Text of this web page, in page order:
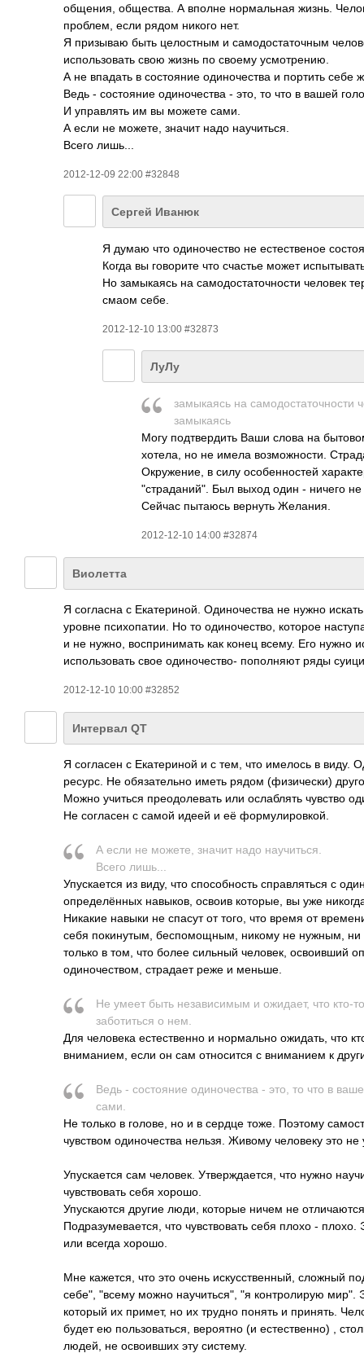
общения, общества. А вполне нормальная жизнь.
проблем, если рядом никого нет.
Я призываю быть целостным и самодостаточным
использовать свою жизнь по своему усмотрению.
А не впадать в состояние одиночества и портить себе
Ведь - состояние одиночества - это, то что в вашей
И управлять им вы можете сами.
А если не можете, значит надо научиться.
Всего лишь...
2012-12-09 22:00 #32848
Сергей Иванюк
Я думаю что одиночество не естественое
Когда вы говорите что счастье может
Но замыкаясь на самодостаточност­и человек
смаом себе.
2012-12-10 13:00 #32873
ЛуЛу
замыкаясь на самодостаточност­­и
замыкаясь
Могу подтвердить Ваши слова на
хотела, но не имела возможности.
Окружение, в силу особенностей
"страданий". Был выход один - ничего не
Сейчас пытаюсь вернуть Желания.
2012-12-10 14:00 #32874
Виолетта
Я согласна с Екатериной. Одиночества не нужно
уровне психопатии. Но то одиночество, которое
и не нужно, воспринимать как конец всему. Его нужно
использовать свое одиночество- пополняют ряды
2012-12-10 10:00 #32852
Интервал QT
Я согласен с Екатериной и с тем, что имелось в виду.
ресурс. Не обязательно иметь рядом (физически)
Можно учиться преодолевать или ослаблять чувство
Не согласен с самой идеей и её формулировкой.
А если не можете, значит надо научиться.
Всего лишь...
Упускается из виду, что способность справляться с
определённых навыков, освоив которые, вы уже
Никакие навыки не спасут от того, что время от
себя покинутым, беспомощным, никому не нужным, ни
только в том, что более сильный человек, освоивший
одиночеством, страдает реже и меньше.
Не умеет быть независимым и ожидает, что кто-
заботиться о нем.
Для человека естественно и нормально ожидать, что
вниманием, если он сам относится с вниманием к
Ведь - состояние одиночества - это, то что в
сами.
Не только в голове, но и в сердце тоже. Поэтому
чувством одиночества нельзя. Живому человеку это не
Упускается сам человек. Утверждается, что нужно
чувствовать себя хорошо.
Упускаются другие люди, которые ничем не
Подразумевается, что чувствовать себя плохо - плохо.
или всегда хорошо.
Мне кажется, что это очень искусственный, сложный
себе", "всему можно научиться", "я контролирую мир".
который их примет, но их трудно понять и принять.
будет ею пользоваться, вероятно (и естественно) ,
людей, не освоивших эту систему.